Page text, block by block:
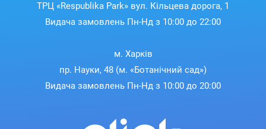
ТРЦ «Respublika Park» вул. Кільцева дорога, 1
Видача замовлень Пн-Нд з 10:00 до 22:00
м. Харків
пр. Науки, 48 (м. «Ботанічний сад»)
Видача замовлень Пн-Нд з 10:00 до 20:00